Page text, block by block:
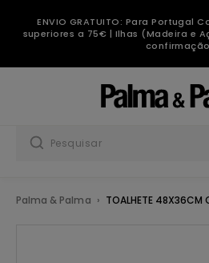
ENVIO GRATUITO: Para Portugal
superiores a 75€ | Ilhas (Madeira e
Palma & Palma TOALHETE 48X36CM